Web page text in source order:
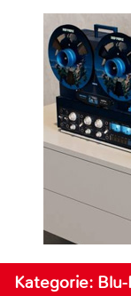
Kategorie: